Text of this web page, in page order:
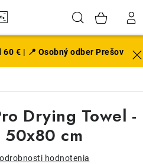
Hľadať
60 € | 📍 Osobný odber Prešov
Drying Towel -
cm
hodnotenia